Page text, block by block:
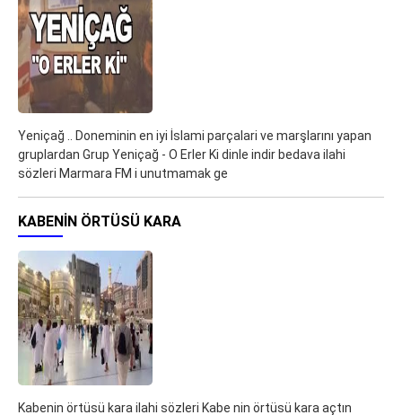
Yeniçağ .. Doneminin en iyi İslami parçalari ve marşlarını yapan
gruplardan Grup Yeniçağ - O Erler Ki dinle indir bedava ilahi
sözleri Marmara FM i unutmamak ge
KABENIN ÖRTÜSÜ KARA
Kabenin örtüsü kara ilahi sözleri Kabe nin örtüsü kara açtın